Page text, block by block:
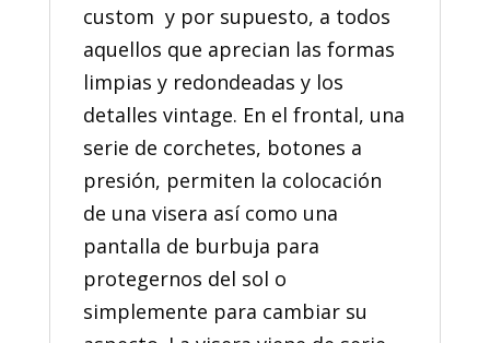
custom y por supuesto, a todos
aquellos que aprecian las formas
limpias y redondeadas y los
detalles vintage. En el frontal, una
serie de corchetes, botones a
presión, permiten la colocación
de una visera así como una
pantalla de burbuja para
protegernos del sol o
simplemente para cambiar su